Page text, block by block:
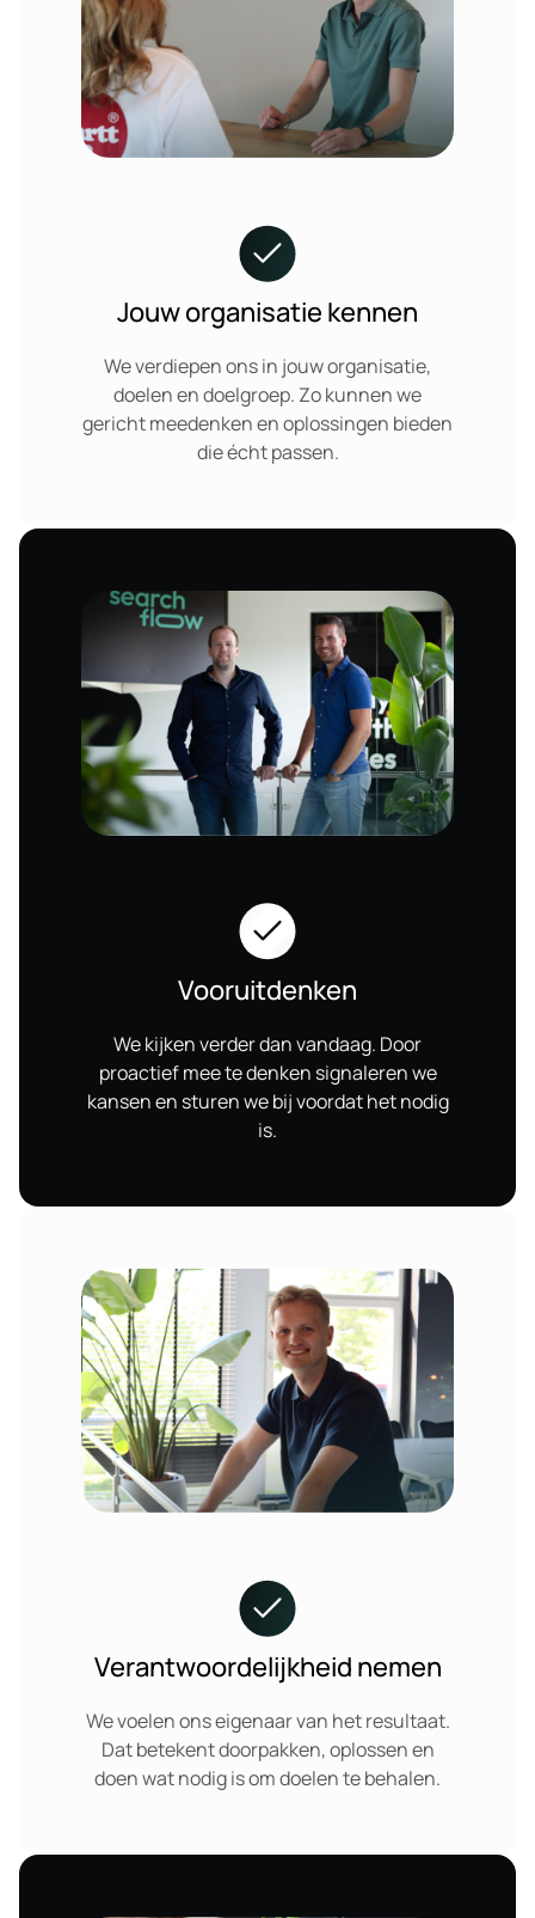
Jouw organisatie kennen
We verdiepen ons in jouw organisatie,
doelen en doelgroep. Zo kunnen we
gericht meedenken en oplossingen bieden
die écht passen.
Vooruitdenken
We kijken verder dan vandaag. Door
proactief mee te denken signaleren we
kansen en sturen we bij voordat het nodig
is.
Verantwoordelijkheid nemen
We voelen ons eigenaar van het resultaat.
Dat betekent doorpakken, oplossen en
doen wat nodig is om doelen te behalen.